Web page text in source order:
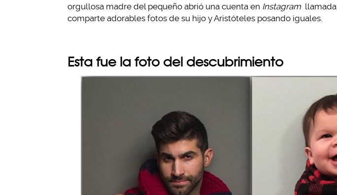
orgullosa madre del pequeño abrió una cuenta en Instagram llamada
comparte adorables fotos de su hijo y Aristóteles posando iguales.
Esta fue la foto del descubrimiento